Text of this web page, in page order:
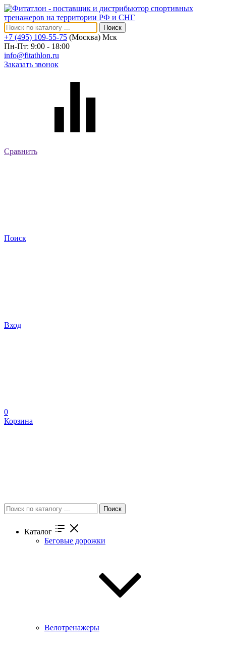
Поиск
+7 (495) 109-55-75 (Москва) Мск
Пн-Пт: 9:00 - 18:00
info@fitathlon.ru
Заказать звонок
Сравнить
Поиск
Вход
0
Корзина
Поиск
Каталог
Беговые дорожки
Велотренажеры